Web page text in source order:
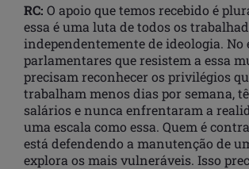
RC: O apoio que temos recebido é
essa é uma luta de todos os
independentemente de ideologia. No
parlamentares que resistem a essa
precisam reconhecer os privilégios
trabalham menos dias por semana,
salários e nunca enfrentaram a
uma escala como essa. Quem é
está defendendo a manutenção de
explora os mais vulneráveis. Isso